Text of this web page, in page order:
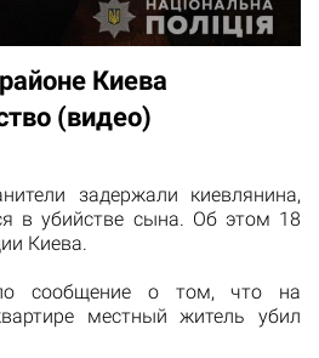
Киева
(видео)
задержали киевлянина,
в убийстве сына. Об этом 18
Киева.
сообщение о том, что на
местный житель убил